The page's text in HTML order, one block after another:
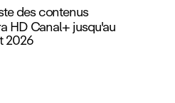
des contenus
HD Canal+ jusqu'au
2026